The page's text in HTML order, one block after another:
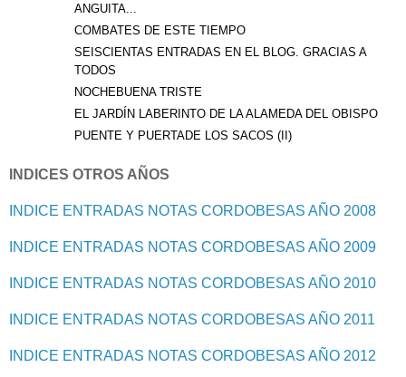
ANGUITA...
COMBATES DE ESTE TIEMPO
SEISCIENTAS ENTRADAS EN EL BLOG. GRACIAS A
TODOS
NOCHEBUENA TRISTE
EL JARDÍN LABERINTO DE LA ALAMEDA DEL OBISPO
PUENTE Y PUERTADE LOS SACOS (II)
INDICES OTROS AÑOS
INDICE ENTRADAS NOTAS CORDOBESAS AÑO 2008
INDICE ENTRADAS NOTAS CORDOBESAS AÑO 2009
INDICE ENTRADAS NOTAS CORDOBESAS AÑO 2010
INDICE ENTRADAS NOTAS CORDOBESAS AÑO 2011
INDICE ENTRADAS NOTAS CORDOBESAS AÑO 2012